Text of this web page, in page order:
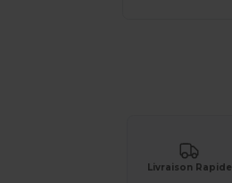
Livraison Rapide